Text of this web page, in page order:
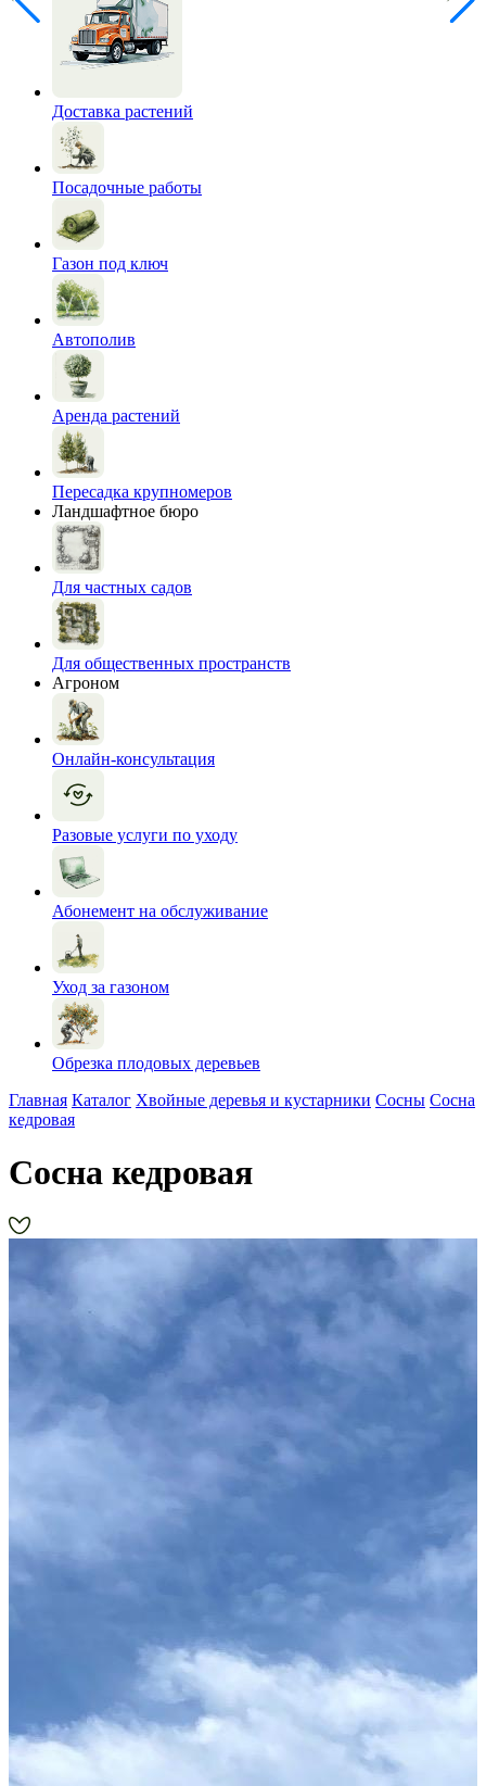
Доставка растений
Посадочные работы
Газон под ключ
Автополив
Аренда растений
Пересадка крупномеров
Ландшафтное бюро
Для частных садов
Для общественных пространств
Агроном
Онлайн-консультация
Разовые услуги по уходу
Абонемент на обслуживание
Уход за газоном
Обрезка плодовых деревьев
Главная Каталог Хвойные деревья и кустарники Сосны Сосна
кедровая
Сосна кедровая